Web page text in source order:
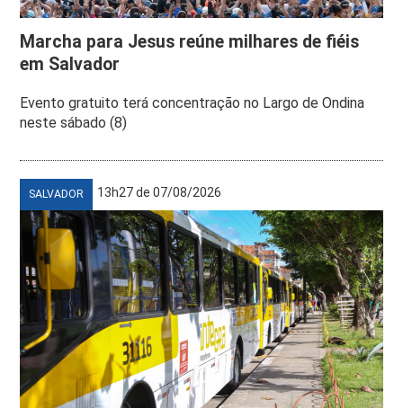
Marcha para Jesus reúne milhares de fiéis
em Salvador
Evento gratuito terá concentração no Largo de Ondina
neste sábado (8)
SALVADOR 13h27 de 07/08/2026